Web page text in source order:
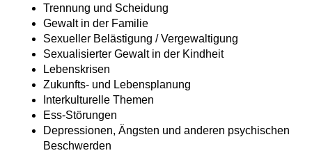
Trennung und Scheidung
Gewalt in der Familie
Sexueller Belästigung / Vergewaltigung
Sexualisierter Gewalt in der Kindheit
Lebenskrisen
Zukunfts- und Lebensplanung
Interkulturelle Themen
Ess-Störungen
Depressionen, Ängsten und anderen psychischen
Beschwerden